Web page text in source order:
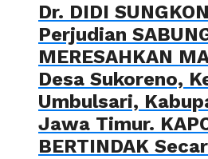
Dr. DIDI
Perjudian
MERESAHKAN
Desa Sukoreno,
Umbulsari,
Jawa Timur.
BERTINDAK